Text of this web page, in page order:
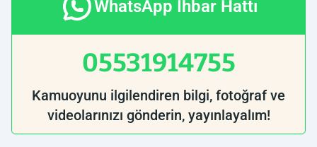
WhatsApp İhbar Hattı
05531914755
Kamuoyunu ilgilendiren bilgi, fotoğraf ve
videolarınızı gönderin, yayınlayalım!